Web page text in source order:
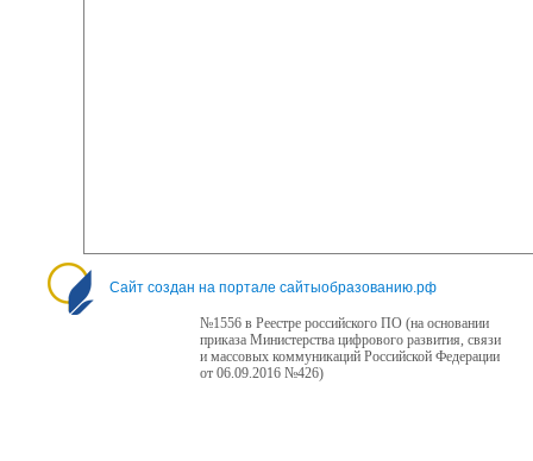
Сайт создан на портале сайтыобразованию.рф
№1556 в Реестре российского ПО (на основании
приказа Министерства цифрового развития, связи
и массовых коммуникаций Российской Федерации
от 06.09.2016 №426)